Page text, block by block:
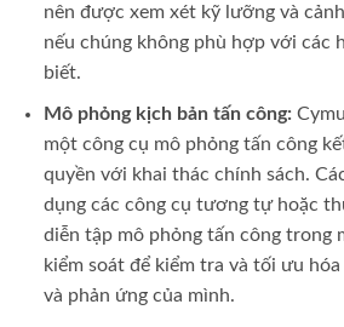
nên được xem xét kỹ lưỡng và
nếu chúng không phù hợp với các
biết.
Mô phỏng kịch bản tấn công:
một công cụ mô phỏng tấn công
quyền với khai thác chính sách.
dụng các công cụ tương tự hoặc
diễn tập mô phỏng tấn công trong
kiểm soát để kiểm tra và tối ưu
và phản ứng của mình.